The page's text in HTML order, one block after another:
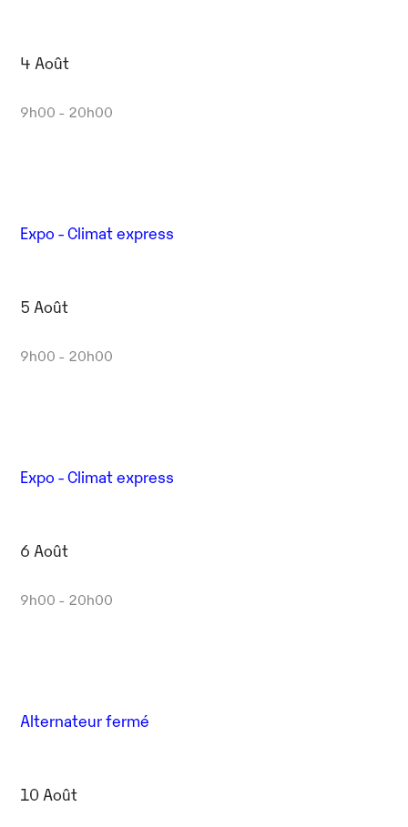
4 Août
9h00 - 20h00
Expo - Climat express
5 Août
9h00 - 20h00
Expo - Climat express
6 Août
9h00 - 20h00
Alternateur fermé
10 Août